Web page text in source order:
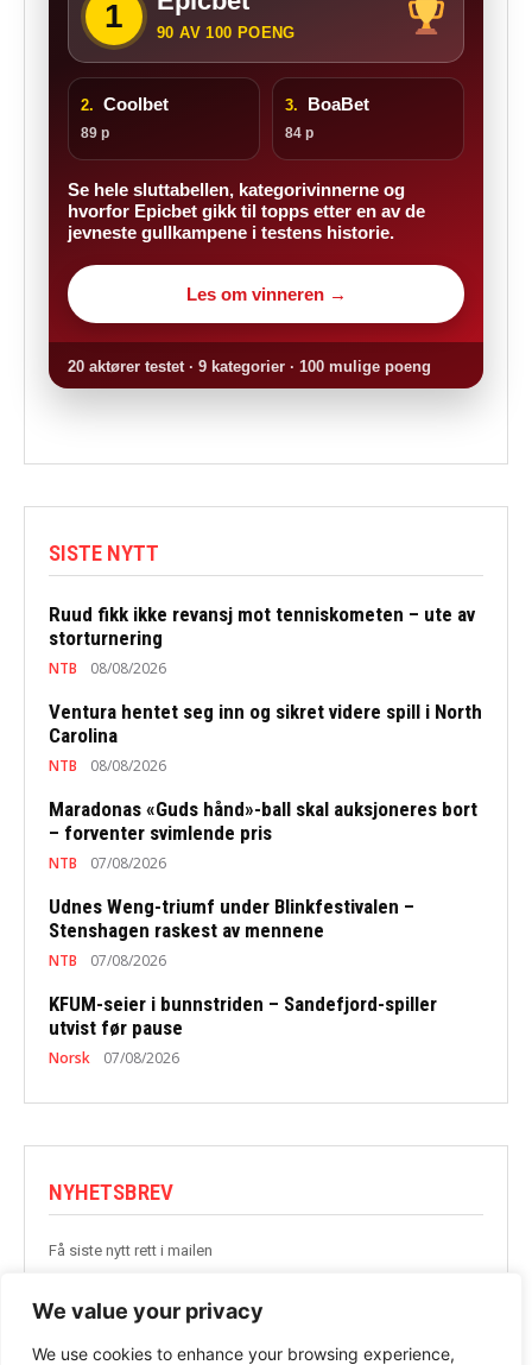
We value your privacy
We use cookies to enhance your browsing experience,
1 90 AV 100 POENG
2. Coolbet
89 p
3. BoaBet
84 p
Se hele sluttabellen, kategorivinnerne og
hvorfor Epicbet gikk til topps etter en av de
jevneste gullkampene i testens historie.
Les om vinneren →
20 aktører testet · 9 kategorier · 100 mulige poeng
SISTE NYTT
Ruud fikk ikke revansj mot tenniskometen – ute av
storturnering
NTB 08/08/2026
Ventura hentet seg inn og sikret videre spill i North
Carolina
NTB 08/08/2026
Maradonas «Guds hånd»-ball skal auksjoneres bort
– forventer svimlende pris
NTB 07/08/2026
Udnes Weng-triumf under Blinkfestivalen –
Stenshagen raskest av mennene
NTB 07/08/2026
KFUM-seier i bunnstriden – Sandefjord-spiller
utvist før pause
Norsk 07/08/2026
NYHETSBREV
Få siste nytt rett i mailen